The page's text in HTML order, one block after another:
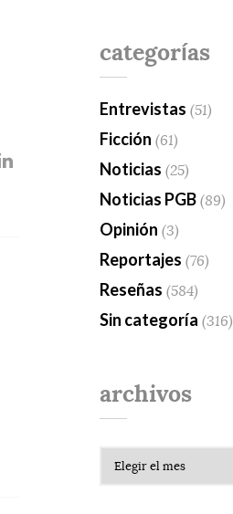
categorías
Entrevistas (51)
Ficción (61)
Noticias (25)
Noticias PGB (89)
Opinión (3)
Reportajes (76)
Reseñas (584)
Sin categoría (316)
archivos